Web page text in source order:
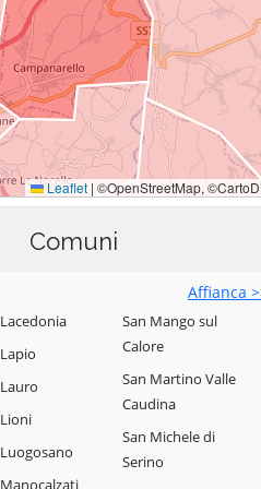
Comuni
Affianca
Lacedonia
Lapio
Lauro
Lioni
Luogosano
Manocalzati
San Mango sul
Calore
San Martino Valle
Caudina
San Michele di
Serino